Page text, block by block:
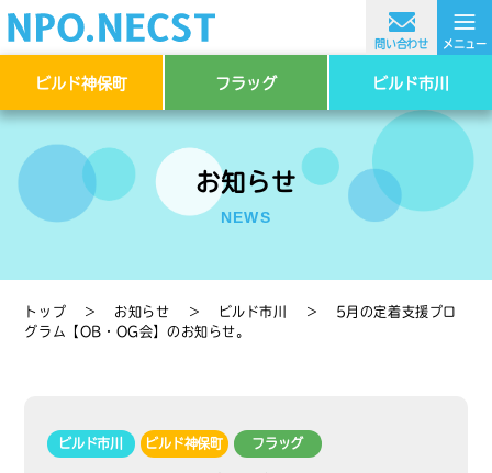
≡
メニュー
問い合わせ
ビルド神保町 フラッグ ビルド市川
お知らせ
NEWS
トップ ＞ お知らせ ＞ ビルド市川 ＞
5月の定着支援プロ
グラム【OB・OG会】のお知らせ。
ビルド市川 ビルド神保町 フラッグ